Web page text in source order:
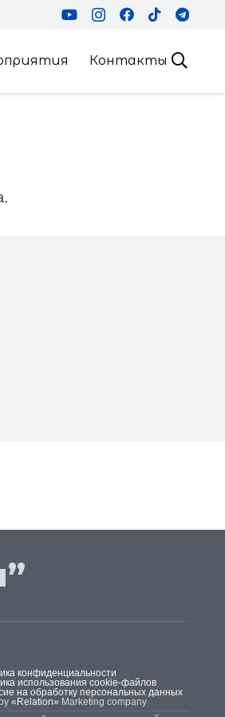
Контакты
конфиденциальности
использования cookie-файлов
на обработку персональных данных
«Relation» Marketing company